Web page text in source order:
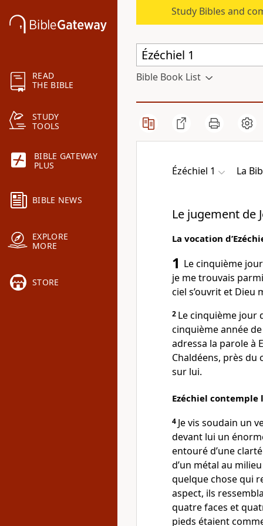
READ
THE BIBLE
STUDY
TOOLS
BIBLE GATEWAY
PLUS
BIBLE NEWS
EXPLORE
MORE
STORE
Study Bibles and
Bible Book List
Ézéchiel 1 La
Le jugement de
La vocation
1 Le cinquième
je me trouvais
ciel s’ouvrit et Dieu
2 Le cinquième jour
cinquième année
adressa la parole à
Chaldéens, près du
sur lui.
Ezéchiel contemple
4 Je vis soudain un
devant lui un
entouré d’une
d’un métal au
quelque chose qui
aspect, ils
quatre faces et
pieds étaient